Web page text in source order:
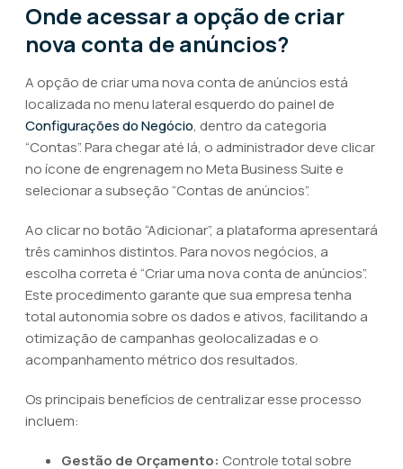
Onde acessar a opção de criar
nova conta de anúncios?
A opção de criar uma nova conta de anúncios está
localizada no menu lateral esquerdo do painel de
Configurações do Negócio, dentro da categoria
“Contas”. Para chegar até lá, o administrador deve clicar
no ícone de engrenagem no Meta Business Suite e
selecionar a subseção “Contas de anúncios”.
Ao clicar no botão “Adicionar”, a plataforma apresentará
três caminhos distintos. Para novos negócios, a
escolha correta é “Criar uma nova conta de anúncios”.
Este procedimento garante que sua empresa tenha
total autonomia sobre os dados e ativos, facilitando a
otimização de campanhas geolocalizadas e o
acompanhamento métrico dos resultados.
Os principais benefícios de centralizar esse processo
incluem:
Gestão de Orçamento: Controle total sobre